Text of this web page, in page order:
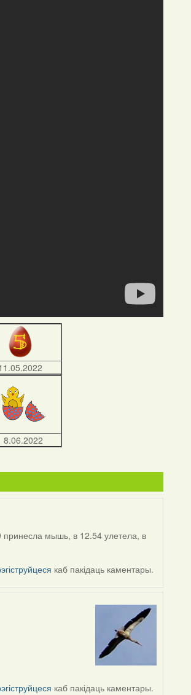
8.06.2022
принесла мышь, в 12.54 улетела, в
каб пакідаць каментары.
каб пакідаць каментары.